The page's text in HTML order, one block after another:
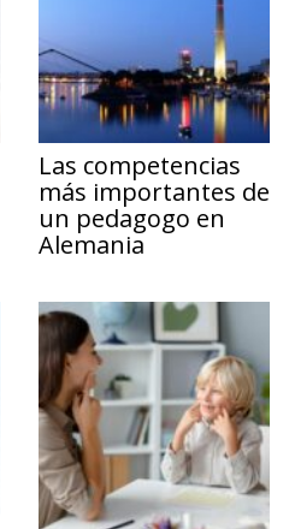
Las competencias
más importantes de
un pedagogo en
Alemania